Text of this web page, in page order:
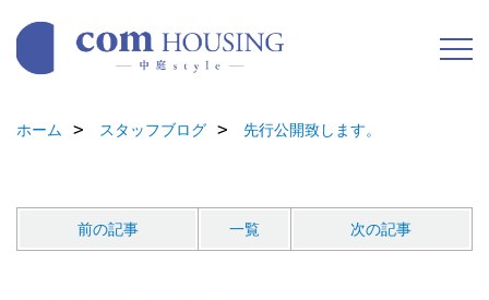
ホーム スタッフブログ 先行公開致します。
前の記事 一覧 次の記事